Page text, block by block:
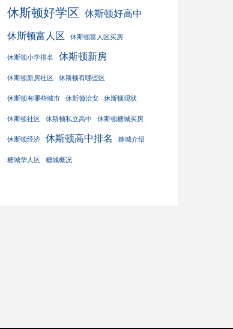
休斯顿好学区 休斯顿好高中
休斯顿富人区
休斯顿富人区买房
休斯顿小学排名 休斯顿新房
休斯顿新房社区 休斯顿有哪些区
休斯顿有哪些城市 休斯顿治安 休斯顿现状
休斯顿社区 休斯顿私立高中 休斯顿糖城买房
休斯顿经济 休斯顿高中排名 糖城介绍
糖城华人区 糖城概况